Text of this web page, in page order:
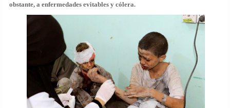
obstante, a enfermedades evitables y cólera.